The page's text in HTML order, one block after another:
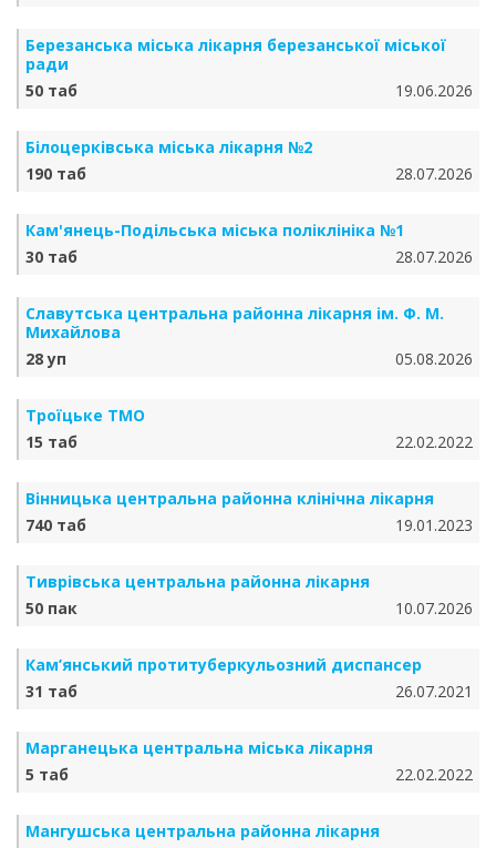
Березанська міська лікарня березанської міської
ради
50 таб
19.06.2026
Білоцерківська міська лікарня №2
190 таб
28.07.2026
Кам'янець-Подільська міська поліклініка №1
30 таб
28.07.2026
Славутська центральна районна лікарня ім. Ф. М.
Михайлова
28 уп
05.08.2026
Троїцьке ТМО
15 таб
22.02.2022
Вінницька центральна районна клінічна лікарня
740 таб
19.01.2023
Тиврівська центральна районна лікарня
50 пак
10.07.2026
Кам’янський протитуберкульозний диспансер
31 таб
26.07.2021
Марганецька центральна міська лікарня
5 таб
22.02.2022
Мангушська центральна районна лікарня